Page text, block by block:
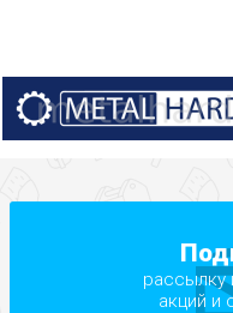
рассылку
акций и